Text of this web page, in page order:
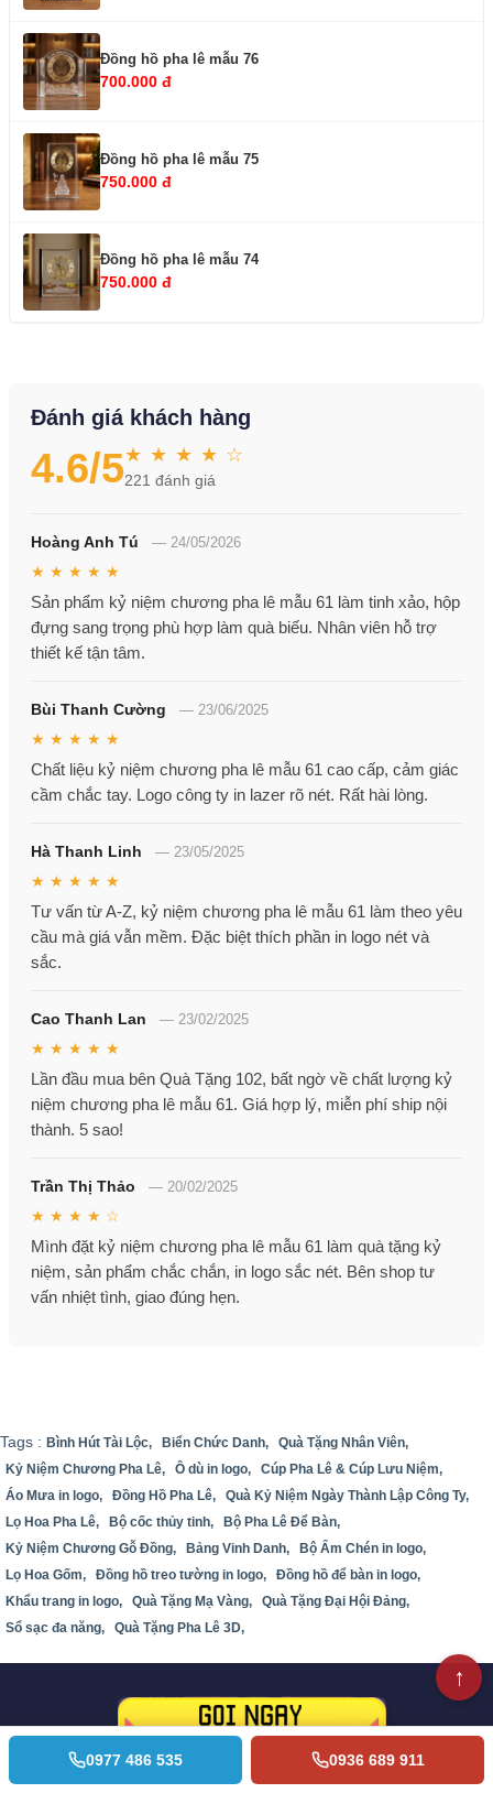
Đồng hồ pha lê mẫu 76
700.000 đ
Đồng hồ pha lê mẫu 75
750.000 đ
Đồng hồ pha lê mẫu 74
750.000 đ
Đánh giá khách hàng
4.6/5★ ★ ★ ★ ☆
221 đánh giá
Hoàng Anh Tú — 24/05/2026
★ ★ ★ ★ ★
Sản phẩm kỷ niệm chương pha lê mẫu 61 làm tinh xảo, hộp
đựng sang trọng phù hợp làm quà biếu. Nhân viên hỗ trợ
thiết kế tận tâm.
Bùi Thanh Cường — 23/06/2025
★ ★ ★ ★ ★
Chất liệu kỷ niệm chương pha lê mẫu 61 cao cấp, cảm giác
cầm chắc tay. Logo công ty in lazer rõ nét. Rất hài lòng.
Hà Thanh Linh — 23/05/2025
★ ★ ★ ★ ★
Tư vấn từ A-Z, kỷ niệm chương pha lê mẫu 61 làm theo yêu
cầu mà giá vẫn mềm. Đặc biệt thích phần in logo nét và
sắc.
Cao Thanh Lan — 23/02/2025
★ ★ ★ ★ ★
Lần đầu mua bên Quà Tặng 102, bất ngờ về chất lượng kỷ
niệm chương pha lê mẫu 61. Giá hợp lý, miễn phí ship nội
thành. 5 sao!
Trần Thị Thảo — 20/02/2025
★ ★ ★ ★ ☆
Mình đặt kỷ niệm chương pha lê mẫu 61 làm quà tặng kỷ
niệm, sản phẩm chắc chắn, in logo sắc nét. Bên shop tư
vấn nhiệt tình, giao đúng hẹn.
Tags : Bình Hút Tài Lộc, Biển Chức Danh,
Quà Tặng Nhân Viên,
Kỷ Niệm Chương Pha Lê,
Ô dù in logo,
Cúp Pha Lê & Cúp Lưu Niệm,
Áo Mưa in logo,
Đồng Hồ Pha Lê,
Quà Kỷ Niệm Ngày Thành Lập Công Ty,
Lọ Hoa Pha Lê,
Bộ cốc thủy tinh,
Bộ Pha Lê Để Bàn,
Kỷ Niệm Chương Gỗ Đồng,
Bảng Vinh Danh,
Bộ Ấm Chén in logo,
Lọ Hoa Gốm,
Đồng hồ treo tường in logo,
Đồng hồ để bàn in logo,
Khẩu trang in logo,
Quà Tặng Mạ Vàng,
Quà Tặng Đại Hội Đảng,
Sổ sạc đa năng,
Quà Tặng Pha Lê 3D,
0977 486 535 0936 689 911